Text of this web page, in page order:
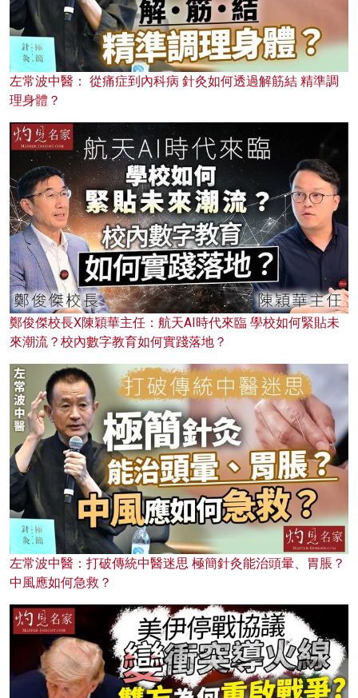
左常波中醫： 從痛症到內科病 針灸如何透過解筋結 精準調
理身體？
鄭俊傑校長X陳穎華主任：航天AI時代來臨 學校如何緊貼未
來潮流？校內數字教育如何實踐落地？
左常波中醫：打破傳統中醫迷思 極簡針灸能治頭暈、胃脹？
中風應如何急救？